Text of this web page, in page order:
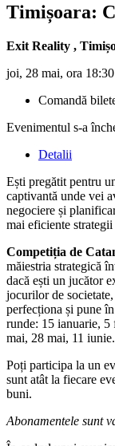
Timișoara:
Exit Reality ,
joi, 28 mai, ora
Comandă
Evenimentul s-a
Detalii
Ești pregătit pentru
captivantă unde vei
negociere și
mai eficiente
Competiția de
măiestria strategică
dacă ești un jucător
jocurilor de societate,
perfecționa și pune
runde: 15 ianuarie,
mai, 28 mai, 11 iunie.
Poți participa la un
sunt atât la fiecare
buni.
Abonamentele sunt